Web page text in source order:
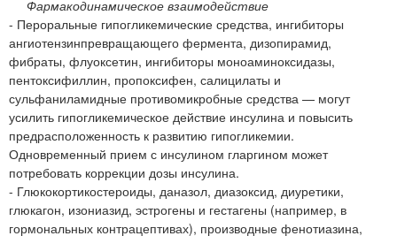
Фармакодинамическое взаимодействие
- Пероральные гипогликемические средства, ингибиторы
ангиотензинпревращающего фермента, дизопирамид,
фибраты, флуоксетин, ингибиторы моноаминоксидазы,
пентоксифиллин, пропоксифен, салицилаты и
сульфаниламидные противомикробные средства — могут
усилить гипогликемическое действие инсулина и повысить
предрасположенность к развитию гипогликемии.
Одновременный прием с инсулином гларгином может
потребовать коррекции дозы инсулина.
- Глюкокортикостероиды, даназол, диазоксид, диуретики,
глюкагон, изониазид, эстрогены и гестагены (например, в
гормональных контрацептивах), производные фенотиазина,